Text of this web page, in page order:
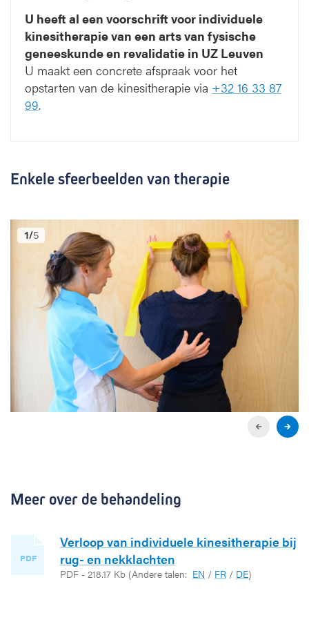
U heeft al een voorschrift voor individuele
kinesitherapie van een arts van fysische
geneeskunde en revalidatie in UZ Leuven
U maakt een concrete afspraak voor het
opstarten van de kinesitherapie via +32 16 33 87
99.
Enkele sfeerbeelden van therapie
P
s
l
1/5
N
e
Meer over de behandeling
PDF
Verloop van individuele kinesitherapie bij
rug- en nekklachten
PDF - 218.17 Kb (Andere talen: EN / FR / DE)